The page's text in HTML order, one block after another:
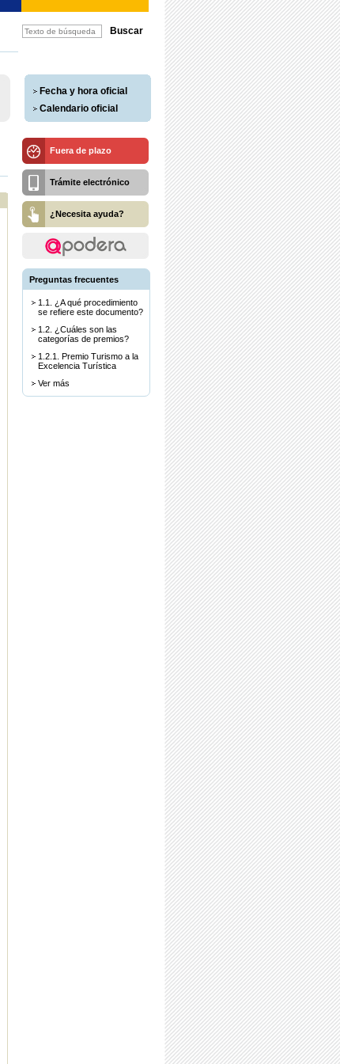
Fecha y hora oficial
Calendario oficial
Fuera de plazo
Trámite electrónico
¿Necesita ayuda?
Preguntas frecuentes
1.1. ¿A qué procedimiento
se refiere este documento?
1.2. ¿Cuáles son las
categorías de premios?
1.2.1. Premio Turismo a la
Excelencia Turística
Ver más